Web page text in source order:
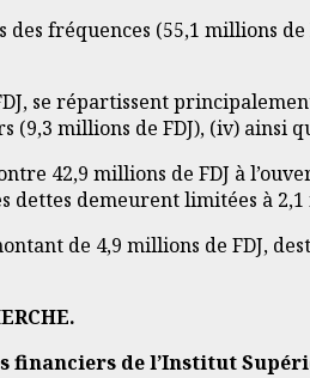
fréquences (55,1 millions de
se répartissent
millions de FDJ), (iv) ainsi
42,9 millions de FDJ à
dettes demeurent limitées à
de 4,9 millions de FDJ,
de l’Institut